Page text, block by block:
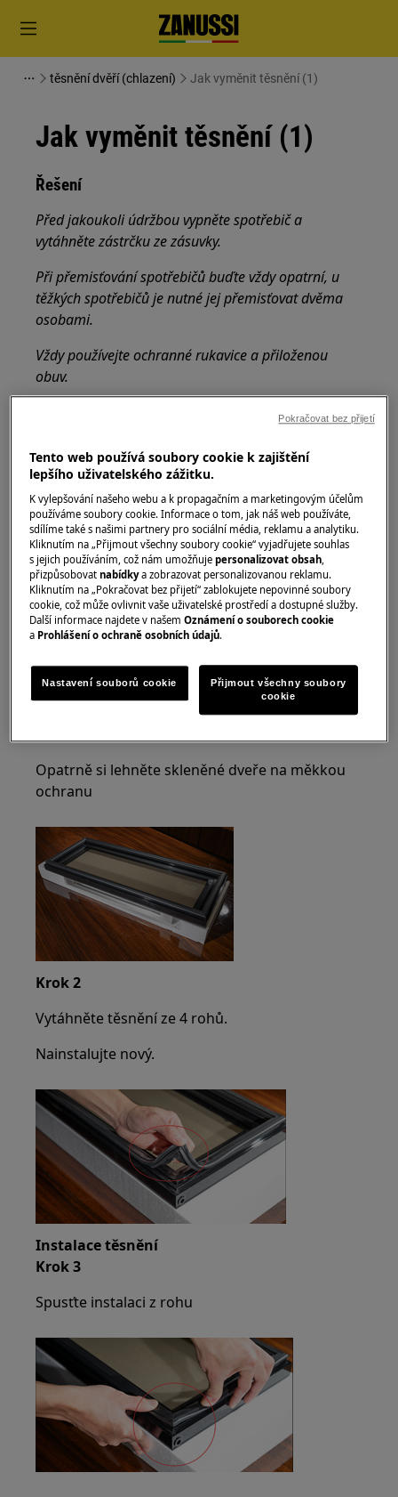
těsnění dvěří (chlazení) Jak vyměnit těsnění (1)
Jak vyměnit těsnění (1)
Řešení
Před jakoukoli údržbou vypněte spotřebič a
vytáhněte zástrčku zezásuvky.
Při přemisťování spotřebičů buďte vždy opatrní, u
těžkých spotřebičů je nutné jej přemisťovat dvěma
osobami.
Vždy používejte ochranné rukavice a přiloženou
obuv.
Vezměte prosím na vědomí, že neopravitelná nebo
pokud nebude provedena správně
Jak vyměnit závěsy
NÁSTROJE:
Šroubovák s křížovou hlavou 6 × 300
Opatrně si lehněte skleněné dveře na měkkou
ochranu
Krok 2
Vytáhněte těsnění ze 4 rohů.
Nainstalujte nový.
Instalace těsnění
Krok 3
Spusťte instalaci z rohu
Tento web používá soubory cookie k zajištění
lepšího uživatelského zážitku.
K vylepšování našeho webu a k propagačním a marketingovým účelům
používáme soubory cookie. Informace o tom, jak náš web používáte,
sdílíme také s našimi partnery pro sociální média, reklamu a analytiku.
Kliknutím na „Přijmout všechny soubory cookie“ vyjadřujete souhlas
s jejich používáním, což nám umožňujepersonalizovat obsah,
přizpůsobovatnabídkya zobrazovat personalizovanou reklamu.
Kliknutím na „Pokračovat bez přijetí“ zablokujete nepovinné soubory
cookie, což může ovlivnit vaše uživatelské prostředí a dostupné služby.
Další informace najdete v našemOznámení o souborech cookie
a Prohlášení o ochraně osobních údajů.
Nastavení souborů cookie
Přijmout všechny soubory
cookie
Pokračovat bez přijetí